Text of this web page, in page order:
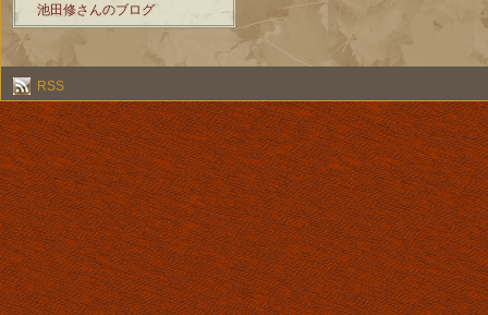
池田修さんのブログ
RSS